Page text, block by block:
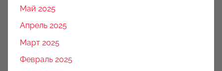
Май 2025
Апрель 2025
Март 2025
Февраль 2025